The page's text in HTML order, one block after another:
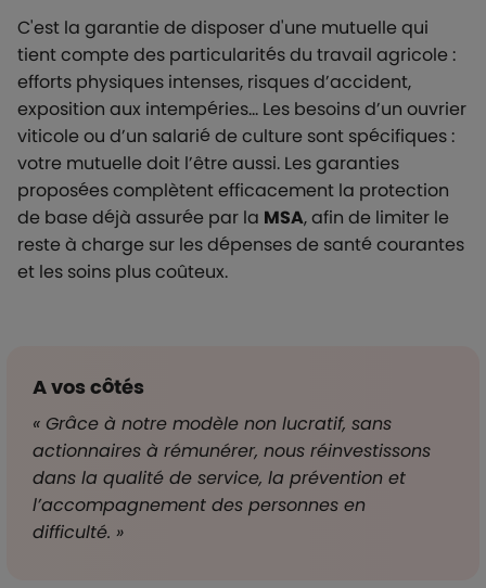
C'est la garantie de disposer d'une mutuelle qui
tient compte des particularités du travail agricole :
efforts physiques intenses, risques d’accident,
exposition aux intempéries… Les besoins d’un ouvrier
viticole ou d’un salarié de culture sont spécifiques :
votre mutuelle doit l’être aussi. Les garanties
proposées complètent efficacement la protection
de base déjà assurée par la MSA, afin de limiter le
reste à charge sur les dépenses de santé courantes
et les soins plus coûteux.
A vos côtés
« Grâce à notre modèle non lucratif, sans
actionnaires à rémunérer, nous réinvestissons
dans la qualité de service, la prévention et
l’accompagnement des personnes en
difficulté. »